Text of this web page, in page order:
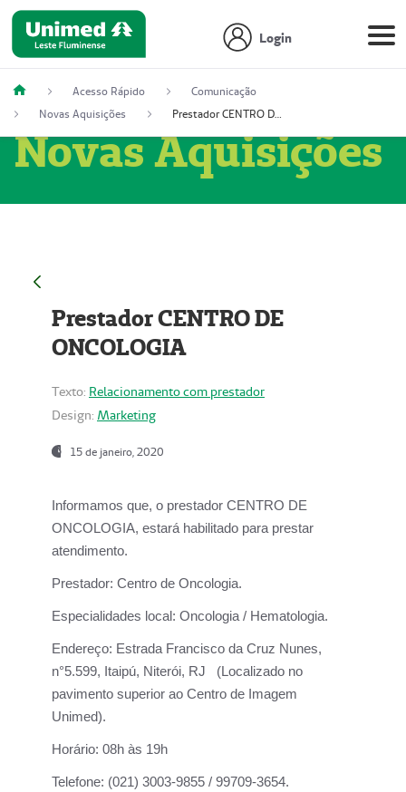
Login
Acesso Rápido
Comunicação
Novas Aquisições
Prestador CENTRO DE ONCOLOGIA
Novas Aquisições
Prestador CENTRO DE
ONCOLOGIA
Texto: Relacionamento com prestador
Design: Marketing
15 de janeiro, 2020
Informamos que, o prestador CENTRO DE
ONCOLOGIA, estará habilitado para prestar
atendimento.
Prestador: Centro de Oncologia.
Especialidades local: Oncologia / Hematologia.
Endereço: Estrada Francisco da Cruz Nunes,
n°5.599, Itaipú, Niterói, RJ (Localizado no
pavimento superior ao Centro de Imagem
Unimed).
Horário: 08h às 19h
Telefone: (021) 3003-9855 / 99709-3654.